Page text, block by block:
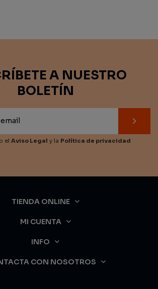
A NUESTRO
BOLETÍN
el Aviso Legal y la Política de privacidad
TIENDA ONLINE
MI CUENTA
INFO
CON NOSOTROS